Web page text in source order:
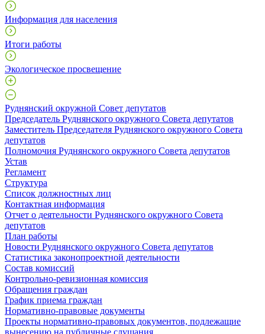
Информация для населения
Итоги работы
Экологическое просвещение
Руднянский окружной Совет депутатов
Председатель Руднянского окружного Совета депутатов
Заместитель Председателя Руднянского окружного Совета
депутатов
Полномочия Руднянского окружного Совета депутатов
Устав
Регламент
Структура
Список должностных лиц
Контактная информация
Отчет о деятельности Руднянского окружного Совета
депутатов
План работы
Новости Руднянского окружного Совета депутатов
Статистика законопроектной деятельности
Состав комиссий
Контрольно-ревизионная комиссия
Обращения граждан
График приема граждан
Нормативно-правовые документы
Проекты нормативно-правовых документов, подлежащие
вынесению на публичные слушания